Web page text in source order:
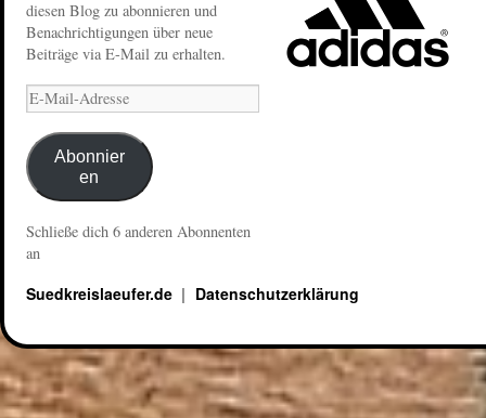
diesen Blog zu abonnieren und
Benachrichtigungen über neue
Beiträge via E-Mail zu erhalten.
Abonnier
en
Schließe dich 6 anderen Abonnenten
an
Suedkreislaeufer.de Datenschutzerklärung